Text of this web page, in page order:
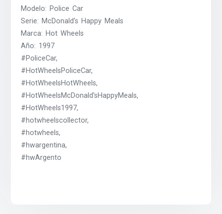
Modelo: Police Car
Serie: McDonald’s Happy Meals
Marca: Hot Wheels
Año: 1997
#PoliceCar,
#HotWheelsPoliceCar,
#HotWheelsHotWheels,
#HotWheelsMcDonald’sHappyMeals,
#HotWheels1997,
#hotwheelscollector,
#hotwheels,
#hwargentina,
#hwArgento